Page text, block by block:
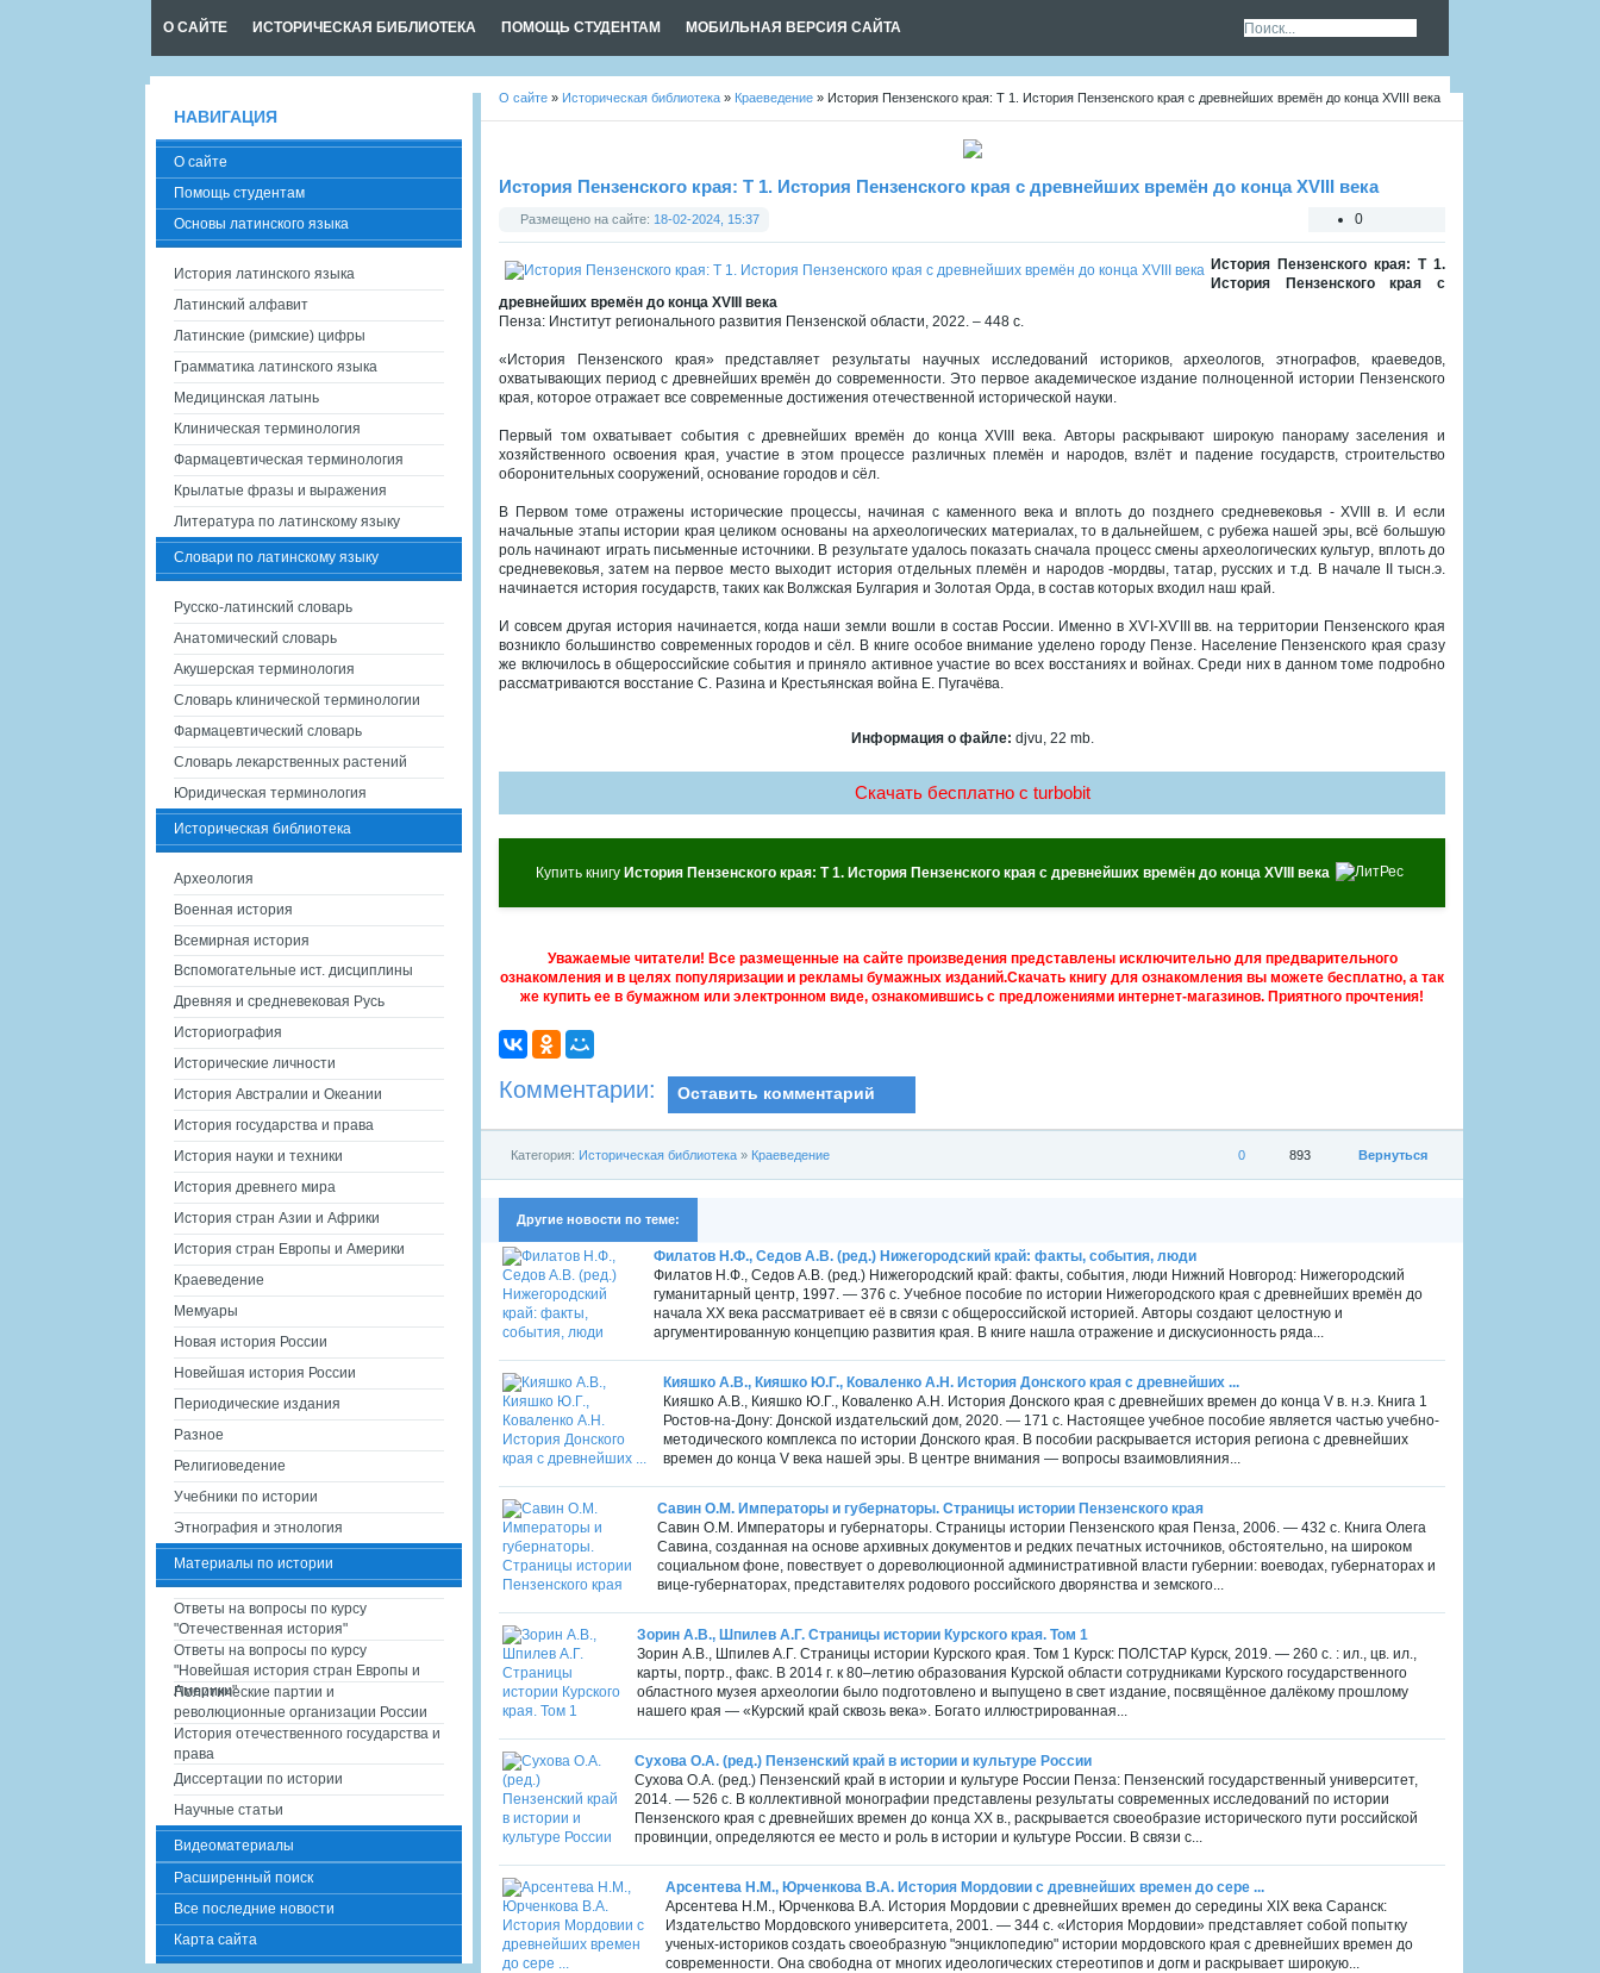
О САЙТЕ ИСТОРИЧЕСКАЯ БИБЛИОТЕКА ПОМОЩЬ СТУДЕНТАМ МОБИЛЬНАЯ ВЕРСИЯ САЙТА
О сайте » Историческая библиотека » Краеведение » История Пензенского края: Т 1. История Пензенского края с древнейших времён до конца XVIII века
История Пензенского края: Т 1. История Пензенского края с древнейших времён до конца XVIII века
Размещено на сайте: 18-02-2024, 15:37 0
История Пензенского края: Т 1.
История Пензенского края с
древнейших времён до конца XVIII века
Пенза: Институт регионального развития Пензенской области, 2022. – 448 с.
«История Пензенского края» представляет результаты научных исследований историков, археологов, этнографов, краеведов,
охватывающих период с древнейших времён до современности. Это первое академическое издание полноценной истории Пензенского
края, которое отражает все современные достижения отечественной исторической науки.
Первый том охватывает события с древнейших времён до конца XVIII века. Авторы раскрывают широкую панораму заселения и
хозяйственного освоения края, участие в этом процессе различных племён и народов, взлёт и падение государств, строительство
оборонительных сооружений, основание городов и сёл.
В Первом томе отражены исторические процессы, начиная с каменного века и вплоть до позднего средневековья - XVIII в. И если
начальные этапы истории края целиком основаны на археологических материалах, то в дальнейшем, с рубежа нашей эры, всё большую
роль начинают играть письменные источники. В результате удалось показать сначала процесс смены археологических культур, вплоть до
средневековья, затем на первое место выходит история отдельных племён и народов -мордвы, татар, русских и т.д. В начале II тысн.э.
начинается история государств, таких как Волжская Булгария и Золотая Орда, в состав которых входил наш край.
И совсем другая история начинается, когда наши земли вошли в состав России. Именно в ХѴІ-ХѴІІІ вв. на территории Пензенского края
возникло большинство современных городов и сёл. В книге особое внимание уделено городу Пензе. Население Пензенского края сразу
же включилось в общероссийские события и приняло активное участие во всех восстаниях и войнах. Среди них в данном томе подробно
рассматриваются восстание С. Разина и Крестьянская война Е. Пугачёва.
Информация о файле: djvu, 22 mb.
Скачать бесплатно c turbobit
Купить книгу История Пензенского края: Т 1. История Пензенского края с древнейших времён до конца XVIII века
Уважаемые читатели! Все размещенные на сайте произведения представлены исключительно для предварительного
ознакомления и в целях популяризации и рекламы бумажных изданий.Скачать книгу для ознакомления вы можете бесплатно, а так
же купить ее в бумажном или электронном виде, ознакомившись с предложениями интернет-магазинов. Приятного прочтения!
Комментарии: Оставить комментарий
Вернуться
893
0
Категория: Историческая библиотека » Краеведение
Другие новости по теме:
Филатов Н.Ф., Седов А.В. (ред.) Нижегородский край: факты, события, люди
Филатов Н.Ф., Седов А.В. (ред.) Нижегородский край: факты, события, люди Нижний Новгород: Нижегородский
гуманитарный центр, 1997. — 376 с. Учебное пособие по истории Нижегородского края с древнейших времён до
начала ХХ века рассматривает её в связи с общероссийской историей. Авторы создают целостную и
аргументированную концепцию развития края. В книге нашла отражение и дискусионность ряда...
Кияшко А.В., Кияшко Ю.Г., Коваленко А.Н. История Донского края с древнейших ...
Кияшко А.В., Кияшко Ю.Г., Коваленко А.Н. История Донского края с древнейших времен до конца V в. н.э. Книга 1
Ростов-на-Дону: Донской издательский дом, 2020. — 171 с. Настоящее учебное пособие является частью учебно-
методического комплекса по истории Донского края. В пособии раскрывается история региона с древнейших
времен до конца V века нашей эры. В центре внимания — вопросы взаимовлияния...
Савин О.М. Императоры и губернаторы. Страницы истории Пензенского края
Савин О.М. Императоры и губернаторы. Страницы истории Пензенского края Пенза, 2006. — 432 с. Книга Олега
Савина, созданная на основе архивных документов и редких печатных источников, обстоятельно, на широком
социальном фоне, повествует о дореволюционной административной власти губернии: воеводах, губернаторах и
вице-губернаторах, представителях родового российского дворянства и земского...
Зорин А.В., Шпилев А.Г. Страницы истории Курского края. Том 1
Зорин А.В., Шпилев А.Г. Страницы истории Курского края. Том 1 Курск: ПОЛСТАР Курск, 2019. — 260 с. : ил., цв. ил.,
карты, портр., факс. В 2014 г. к 80–летию образования Курской области сотрудниками Курского государственного
областного музея археологии было подготовлено и выпущено в свет издание, посвящённое далёкому прошлому
нашего края — «Курский край сквозь века». Богато иллюстрированная...
Сухова О.А. (ред.) Пензенский край в истории и культуре России
Сухова О.А. (ред.) Пензенский край в истории и культуре России Пенза: Пензенский государственный университет,
2014. — 526 с. В коллективной монографии представлены результаты современных исследований по истории
Пензенского края с древнейших времен до конца ХX в., раскрывается своеобразие исторического пути российской
провинции, определяются ее место и роль в истории и культуре России. В связи с...
Арсентева Н.М., Юрченкова В.А. История Мордовии с древнейших времен до сере ...
Арсентева Н.М., Юрченкова В.А. История Мордовии с древнейших времен до середины XIX века Саранск:
Издательство Мордовского университета, 2001. — 344 с. «История Мордовии» представляет собой попытку
ученых-историков создать своеобразную "энциклопедию" истории мордовского края с древнейших времен до
современности. Она свободна от многих идеологических стереотипов и догм и раскрывает широкую...
НАВИГАЦИЯ
О сайте
Помощь студентам
Основы латинского языка
История латинского языка
Латинский алфавит
Латинские (римские) цифры
Грамматика латинского языка
Медицинская латынь
Клиническая терминология
Фармацевтическая терминология
Крылатые фразы и выражения
Литература по латинскому языку
Словари по латинскому языку
Русско-латинский словарь
Анатомический словарь
Акушерская терминология
Словарь клинической терминологии
Фармацевтический словарь
Словарь лекарственных растений
Юридическая терминология
Историческая библиотека
Археология
Военная история
Всемирная история
Вспомогательные ист. дисциплины
Древняя и средневековая Русь
Историография
Исторические личности
История Австралии и Океании
История государства и права
История науки и техники
История древнего мира
История стран Азии и Африки
История стран Европы и Америки
Краеведение
Мемуары
Новая история России
Новейшая история России
Периодические издания
Разное
Религиоведение
Учебники по истории
Этнография и этнология
Материалы по истории
Ответы на вопросы по курсу
"Отечественная история"
Ответы на вопросы по курсу
"Новейшая история стран Европы и
Америки"
Политические партии и
революционные организации России
История отечественного государства и
права
Диссертации по истории
Научные статьи
Видеоматериалы
Расширенный поиск
Все последние новости
Карта сайта